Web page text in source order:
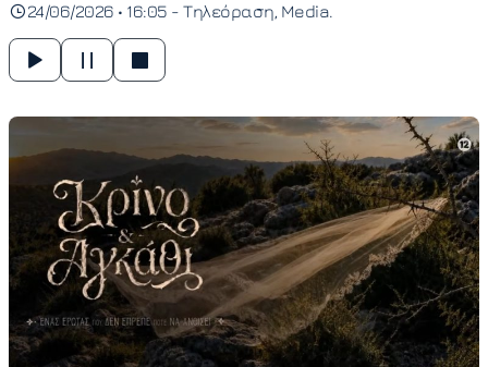
24/06/2026 • 16:05 - Τηλεόραση Media